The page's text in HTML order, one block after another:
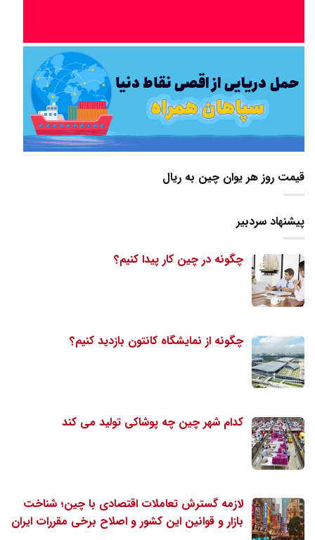
قیمت روز هر یوان چین به ریال
پیشنهاد سردبیر
چگونه در چین کار پیدا کنیم؟
چگونه از نمایشگاه کانتون بازدید کنیم؟
کدام شهر چین چه پوشاکی تولید می کند
لازمه گسترش تعاملات اقتصادی با چین؛ شناخت
بازار و قوانین این کشور و اصلاح برخی مقررات ایران